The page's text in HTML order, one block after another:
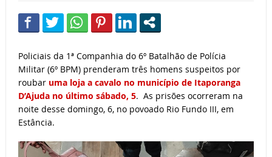
Policiais da 1ª Companhia do 6º Batalhão de Polícia
Militar (6º BPM) prenderam três homens suspeitos por
roubar uma loja a cavalo no município de Itaporanga
D’Ajuda no último sábado, 5. As prisões ocorreram na
noite desse domingo, 6, no povoado Rio Fundo III, em
Estância.